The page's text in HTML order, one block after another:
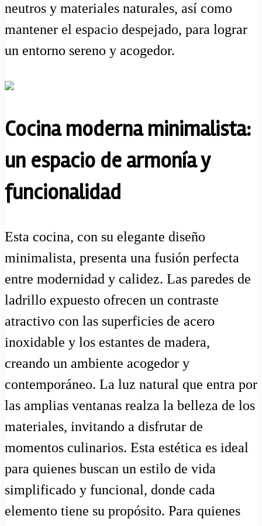
neutros y materiales naturales, así como
mantener el espacio despejado, para lograr
un entorno sereno y acogedor.
Cocina moderna minimalista:
un espacio de armonía y
funcionalidad
Esta cocina, con su elegante diseño
minimalista, presenta una fusión perfecta
entre modernidad y calidez. Las paredes de
ladrillo expuesto ofrecen un contraste
atractivo con las superficies de acero
inoxidable y los estantes de madera,
creando un ambiente acogedor y
contemporáneo. La luz natural que entra por
las amplias ventanas realza la belleza de los
materiales, invitando a disfrutar de
momentos culinarios. Esta estética es ideal
para quienes buscan un estilo de vida
simplificado y funcional, donde cada
elemento tiene su propósito. Para quienes